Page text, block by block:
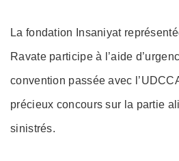
La fondation Insaniyat
Ravate participe à l’aide
convention passée avec
précieux concours sur la partie
sinistrés.